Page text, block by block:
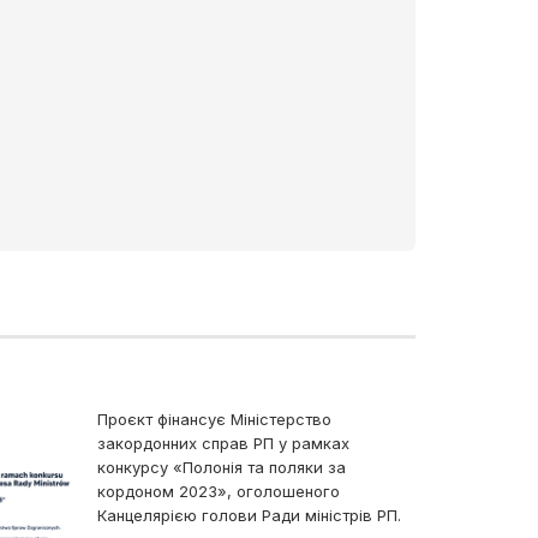
Проєкт фінансує Міністерство
закордонних справ РП у рамках
конкурсу «Полонія та поляки за
кордоном 2023», оголошеного
Канцелярією голови Ради міністрів РП.